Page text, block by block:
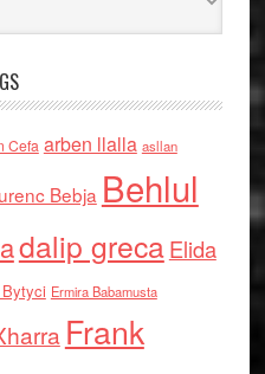
Cefa arben llalla asllan
Bebja Behlul
dalip grecaElida
Ermira Babamusta
Frank